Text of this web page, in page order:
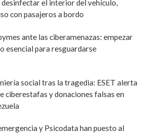
desinfectar el interior del vehículo,
con pasajeros a bordo
ante las ciberamenazas: empezar
esencial para resguardarse
social tras la tragedia: ESET alerta
ciberestafas y donaciones falsas en
y Psicodata han puesto al